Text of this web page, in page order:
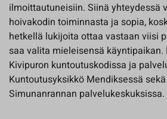
ilmoittautuneisiin. Siinä yhteydessä
hoivakodin toiminnasta ja sopia,
hetkellä lukijoita ottaa vastaan viisi
saa valita mieleisensä
Kivipuron kuntoutuskodissa ja
Kuntoutusyksikkö Mendiksessä
Simunanrannan palvelukeskuksissa.